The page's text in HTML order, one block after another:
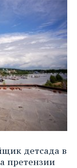
детсада в
претензии